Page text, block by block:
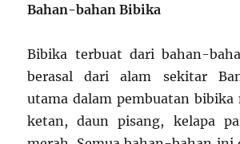
Bahan-bahan Bibika
Bibika terbuat dari bahan-
berasal dari alam sekitar
utama dalam pembuatan bibika
ketan, daun pisang, kelapa